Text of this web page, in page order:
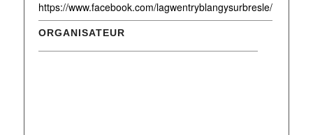
https://www.facebook.com/lagwentryblangysurbresle/
ORGANISATEUR